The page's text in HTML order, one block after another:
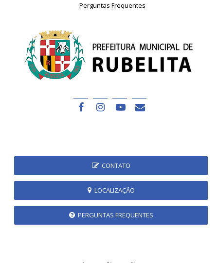
Perguntas Frequentes
CONTATO
LOCALIZAÇÃO
PERGUNTAS FREQUENTES